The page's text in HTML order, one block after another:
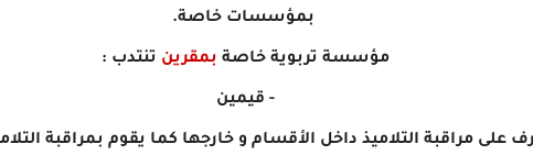
بمؤسسات خاصة.
مؤسسة تربوية خاصة بمقرين تنتدب :
- قيمين
مراقبة التلاميذ داخل الأقسام و خارجها كما يقوم بمراقبة